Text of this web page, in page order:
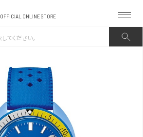
OFFICIAL ONLINE STORE